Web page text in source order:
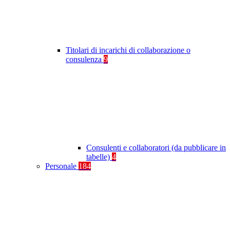
Titolari di incarichi di collaborazione o
consulenza 9
Consulenti e collaboratori (da pubblicare in
tabelle) 4
Personale 184